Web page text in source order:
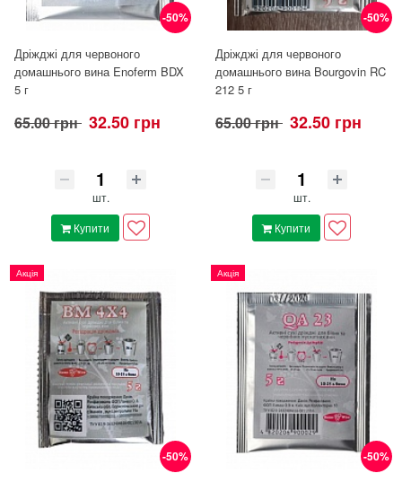
-50%
Дріжджі для червоного
домашнього вина Enoferm BDX
5 г
65.00 грн 32.50 грн
шт.
Купити
-50%
Дріжджі для червоного
домашнього вина Bourgovin RC
212 5 г
65.00 грн 32.50 грн
шт.
Купити
-50%
Акція
-50%
Акція